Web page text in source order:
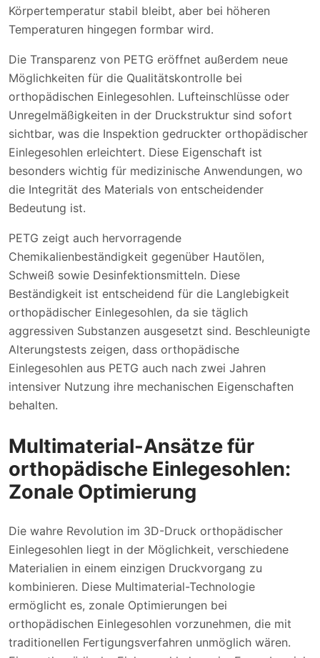
Körpertemperatur stabil bleibt, aber bei höheren
Temperaturen hingegen formbar wird.
Die Transparenz von PETG eröffnet außerdem neue
Möglichkeiten für die Qualitätskontrolle bei
orthopädischen Einlegesohlen. Lufteinschlüsse oder
Unregelmäßigkeiten in der Druckstruktur sind sofort
sichtbar, was die Inspektion gedruckter orthopädischer
Einlegesohlen erleichtert. Diese Eigenschaft ist
besonders wichtig für medizinische Anwendungen, wo
die Integrität des Materials von entscheidender
Bedeutung ist.
PETG zeigt auch hervorragende
Chemikalienbeständigkeit gegenüber Hautölen,
Schweiß sowie Desinfektionsmitteln. Diese
Beständigkeit ist entscheidend für die Langlebigkeit
orthopädischer Einlegesohlen, da sie täglich
aggressiven Substanzen ausgesetzt sind. Beschleunigte
Alterungstests zeigen, dass orthopädische
Einlegesohlen aus PETG auch nach zwei Jahren
intensiver Nutzung ihre mechanischen Eigenschaften
behalten.
Multimaterial-Ansätze für
orthopädische Einlegesohlen:
Zonale Optimierung
Die wahre Revolution im 3D-Druck orthopädischer
Einlegesohlen liegt in der Möglichkeit, verschiedene
Materialien in einem einzigen Druckvorgang zu
kombinieren. Diese Multimaterial-Technologie
ermöglicht es, zonale Optimierungen bei
orthopädischen Einlegesohlen vorzunehmen, die mit
traditionellen Fertigungsverfahren unmöglich wären.